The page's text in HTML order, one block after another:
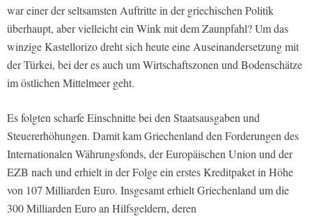
war einer der seltsamsten Auftritte in der griechischen Politik
überhaupt, aber vielleicht ein Wink mit dem Zaunpfahl? Um das
winzige Kastellorizo dreht sich heute eine Auseinandersetzung mit
der Türkei, bei der es auch um Wirtschaftszonen und Bodenschätze
im östlichen Mittelmeer geht.
Es folgten scharfe Einschnitte bei den Staatsausgaben und
Steuererhöhungen. Damit kam Griechenland den Forderungen des
Internationalen Währungsfonds, der Europäischen Union und der
EZB nach und erhielt in der Folge ein erstes Kreditpaket in Höhe
von 107 Milliarden Euro. Insgesamt erhielt Griechenland um die
300 Milliarden Euro an Hilfsgeldern, deren